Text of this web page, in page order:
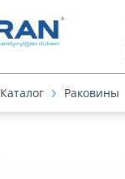
Каталог Раковины